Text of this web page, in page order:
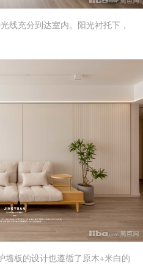
线充分到达室内。阳光衬托下，
墙板的设计也遵循了原木+米白的